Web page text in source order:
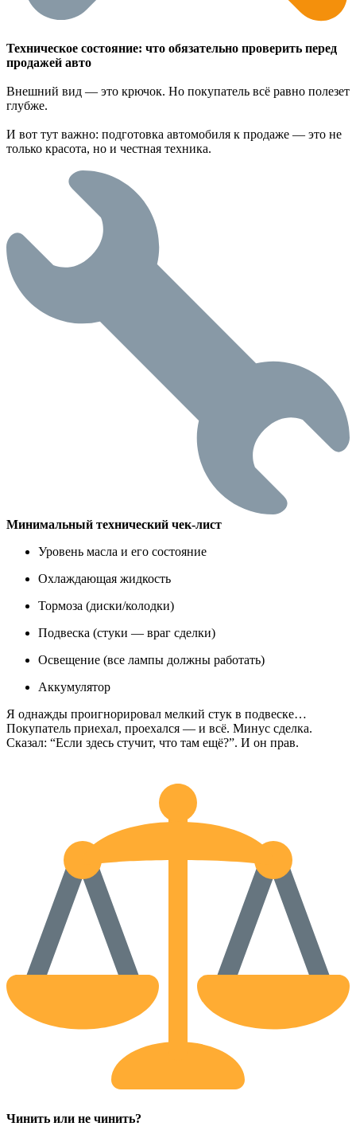
Техническое состояние: что обязательно проверить перед
продажей авто
Внешний вид — это крючок. Но покупатель всё равно полезет
глубже.
И вот тут важно: подготовка автомобиля к продаже — это не
только красота, но и честная техника.
Минимальный технический чек-лист
Уровень масла и его состояние
Охлаждающая жидкость
Тормоза (диски/колодки)
Подвеска (стуки — враг сделки)
Освещение (все лампы должны работать)
Аккумулятор
Я однажды проигнорировал мелкий стук в подвеске…
Покупатель приехал, проехался — и всё. Минус сделка.
Сказал: “Если здесь стучит, что там ещё?”. И он прав.
Чинить или не чинить?